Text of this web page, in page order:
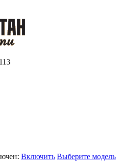
Включить Выберите модель